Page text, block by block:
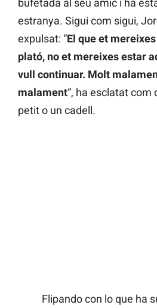
bufetada al seu amic i ha
estranya. Sigui com sigui,
expulsat: “El que et
plató, no et mereixes estar
vull continuar. Molt
malament“, ha esclatat com
petit o un cadell.
Flipando con lo que ha